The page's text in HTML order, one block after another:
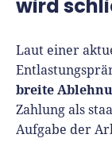
wird
Laut einer
breite
Zahlung als
Aufgabe der